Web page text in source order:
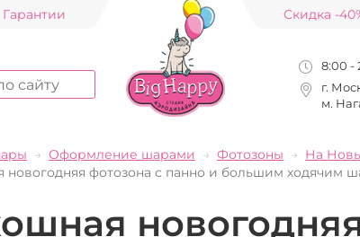
Гарантии Скидка -
8:00 -
г.
м.
Оформление шарами Фотозоны
На
новогодняя фотозона с панно и большим ходячим